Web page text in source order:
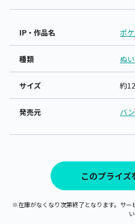
IP・作品名 ポ
種類 ぬ
サイズ 約
発売元 バ
このプライズ
※在庫がなくなり次第終了となります。サ
い